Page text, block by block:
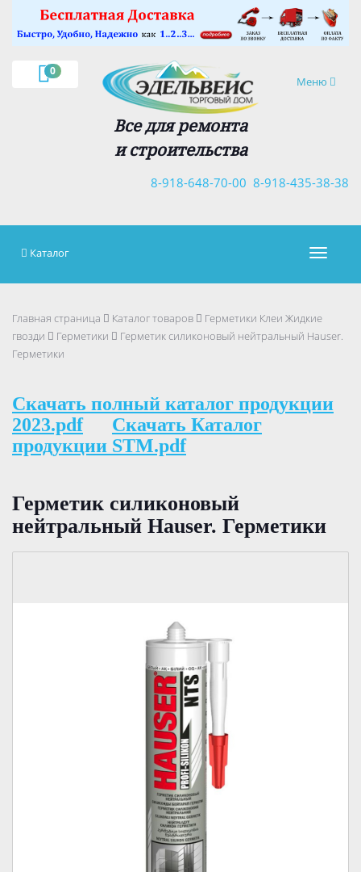
0
Навигация
Меню
Все для ремонта
и строительства
8-918-435-38-38
8-918-648-70-00
×
Каталог
Главная страница Каталог товаров
Герметики Клеи Жидкие
гвозди
Герметики
Герметик силиконовый нейтральный Hauser.
Герметики
Скачать полный каталог продукции
2023.pdf
Скачать Каталог
продукции STM.pdf
Герметик силиконовый
нейтральный Hauser. Герметики